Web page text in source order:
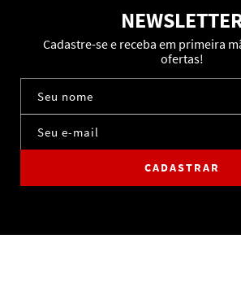
Cadastre-se e receba em primeira
ofertas!
CADASTRAR